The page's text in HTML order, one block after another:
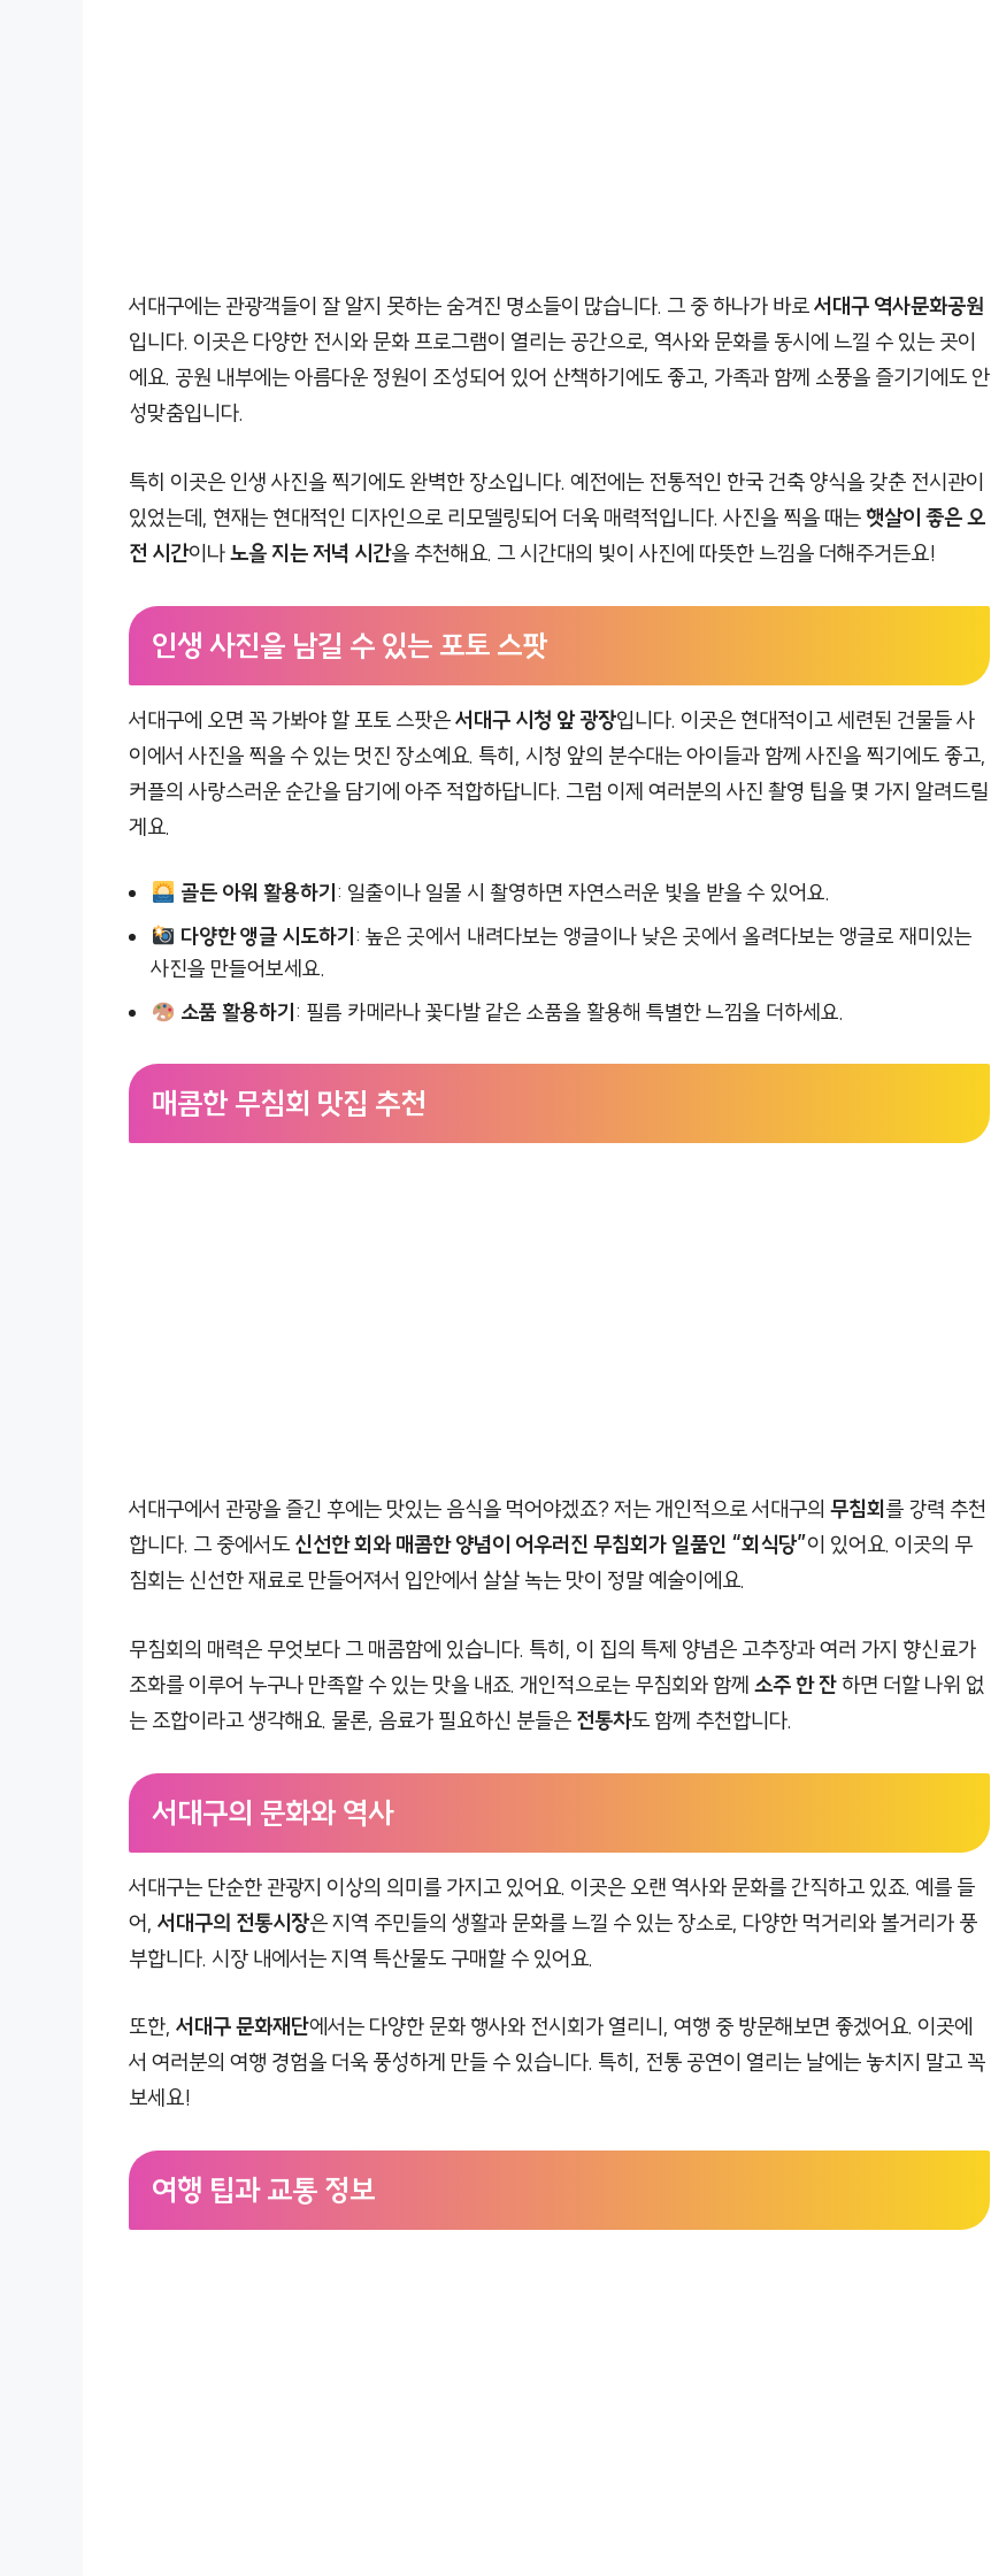
서대구에는 관광객들이 잘 알지 못하는 숨겨진 명소들이 많습니다. 그 중 하나가 바로서대구 역사문화공원
입니다. 이곳은 다양한 전시와 문화 프로그램이 열리는 공간으로, 역사와 문화를 동시에 느낄 수 있는 곳이
에요. 공원 내부에는 아름다운 정원이 조성되어 있어 산책하기에도 좋고, 가족과 함께 소풍을 즐기기에도 안
성맞춤입니다.
특히 이곳은 인생 사진을 찍기에도 완벽한 장소입니다. 예전에는 전통적인 한국 건축 양식을 갖춘 전시관이
있었는데, 현재는 현대적인 디자인으로 리모델링되어 더욱 매력적입니다. 사진을 찍을 때는 햇살이 좋은 오
전 시간이나노을 지는 저녁 시간을 추천해요. 그 시간대의 빛이 사진에 따뜻한 느낌을 더해주거든요!
인생 사진을 남길 수 있는 포토 스팟
서대구에 오면 꼭 가봐야 할 포토 스팟은서대구 시청 앞 광장입니다. 이곳은 현대적이고 세련된 건물들 사
이에서 사진을 찍을 수 있는 멋진 장소예요. 특히, 시청 앞의 분수대는 아이들과 함께 사진을 찍기에도 좋고,
커플의 사랑스러운 순간을 담기에 아주 적합하답니다. 그럼 이제 여러분의 사진 촬영 팁을 몇 가지 알려드릴
게요.
골든 아워 활용하기 : 일출이나 일몰 시 촬영하면 자연스러운 빛을 받을 수 있어요.
다양한 앵글 시도하기 : 높은 곳에서 내려다보는 앵글이나 낮은 곳에서 올려다보는 앵글로 재미있는
사진을 만들어보세요.
소품 활용하기 : 필름 카메라나 꽃다발 같은 소품을 활용해 특별한 느낌을 더하세요.
매콤한 무침회 맛집 추천
서대구에서 관광을 즐긴 후에는 맛있는 음식을 먹어야겠죠? 저는 개인적으로 서대구의 무침회를 강력 추천
합니다. 그 중에서도 신선한 회와 매콤한 양념이 어우러진 무침회가 일품인 “회식당”이 있어요. 이곳의 무
침회는 신선한 재료로 만들어져서 입안에서 살살 녹는 맛이 정말 예술이에요.
무침회의 매력은 무엇보다 그 매콤함에 있습니다. 특히, 이 집의 특제 양념은 고추장과 여러 가지 향신료가
조화를 이루어 누구나 만족할 수 있는 맛을 내죠. 개인적으로는 무침회와 함께 소주 한 잔 하면 더할 나위 없
는 조합이라고 생각해요. 물론, 음료가 필요하신 분들은 전통차도 함께 추천합니다.
서대구의 문화와 역사
서대구는 단순한 관광지 이상의 의미를 가지고 있어요. 이곳은 오랜 역사와 문화를 간직하고 있죠. 예를 들
어, 서대구의 전통시장은 지역 주민들의 생활과 문화를 느낄 수 있는 장소로, 다양한 먹거리와 볼거리가 풍
부합니다. 시장 내에서는 지역 특산물도 구매할 수 있어요.
또한, 서대구 문화재단에서는 다양한 문화 행사와 전시회가 열리니, 여행 중 방문해보면 좋겠어요. 이곳에
서 여러분의 여행 경험을 더욱 풍성하게 만들 수 있습니다. 특히, 전통 공연이 열리는 날에는 놓치지 말고 꼭
보세요!
여행 팁과 교통 정보